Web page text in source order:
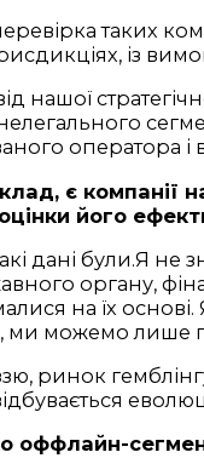
таких
із
нашої
оператора
є компанії
його
дані були.Я не
органу,
на їх
ми можемо лише
ринок
відбувається